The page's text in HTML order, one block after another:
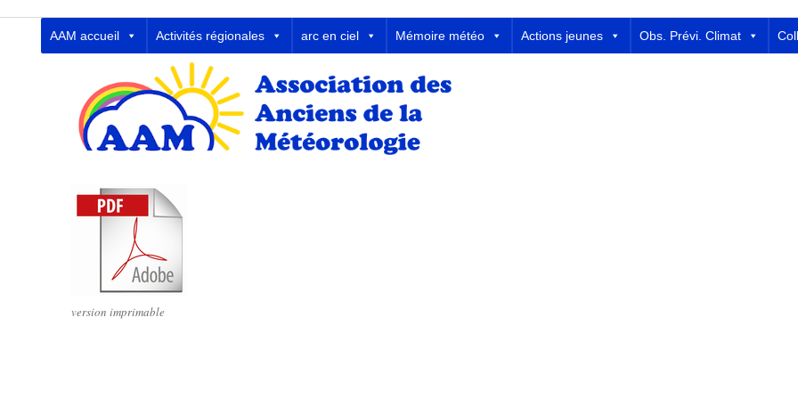
Association des Anciens de la Météorologie
AAM accueil Activités régionales arc en ciel Mémoire météo Actions jeunes Obs. Prévi. Climat
version imprimable